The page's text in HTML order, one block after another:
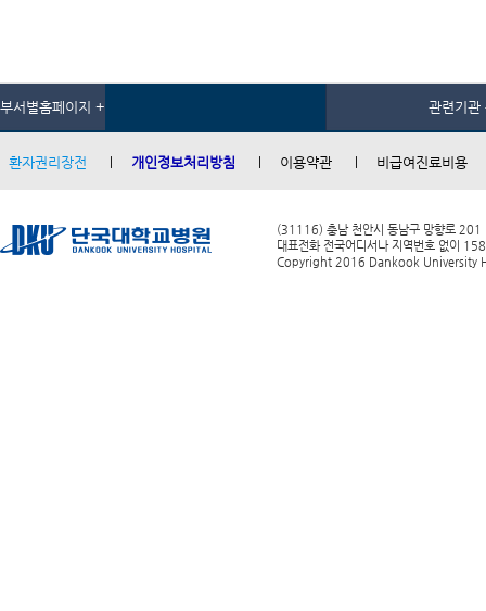
부서별홈페이지 + 관련기관
환자권리장전 개인정보처리방침 이용약관 비급여진료비용
(31116) 충남 천안시 동남구 망향로 201
대표전화 전국어디서나 지역번호 없이
Copyright 2016 Dankook University